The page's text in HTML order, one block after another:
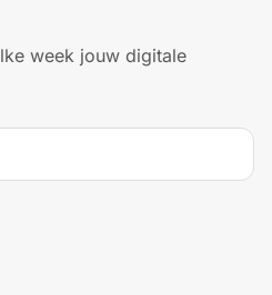
week jouw digitale